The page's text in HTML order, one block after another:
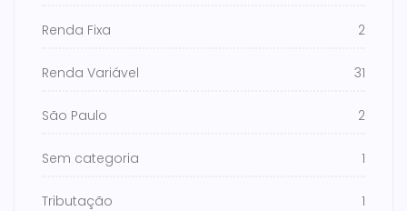
Renda Fixa 2
Renda Variável 31
São Paulo 2
Sem categoria 1
Tributação 1